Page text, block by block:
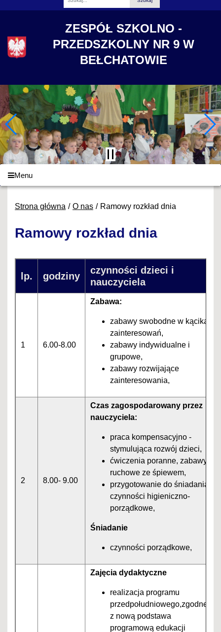
ZESPÓŁ SZKOLNO -
PRZEDSZKOLNY NR 9 W
BEŁCHATOWIE
Menu
Strona główna O nas Ramowy rozkład dnia
Ramowy rozkład dnia
lp. godziny
czynności dzieci i
nauczyciela
1 6.00-8.00
Zabawa:
zabawy swobodne w kącikach
zainteresowań,
zabawy indywidualne i
grupowe,
zabawy rozwijające
zainteresowania,
2 8.00- 9.00
Czas zagospodarowany przez
nauczyciela:
praca kompensacyjno -
stymulująca rozwój dzieci,
ćwiczenia poranne, zabawy
ruchowe ze śpiewem,
przygotowanie do śniadania,
czynności higieniczno-
porządkowe,
Śniadanie
czynności porządkowe,
Zajęcia dydaktyczne
realizacja programu
przedpołudniowego,zgodnego
z nową podstawa
programową edukacji